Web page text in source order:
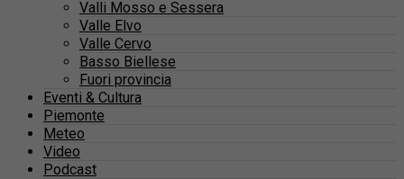
Valli Mosso e Sessera
Valle Elvo
Valle Cervo
Basso Biellese
Fuori provincia
Eventi & Cultura
Piemonte
Meteo
Video
Podcast